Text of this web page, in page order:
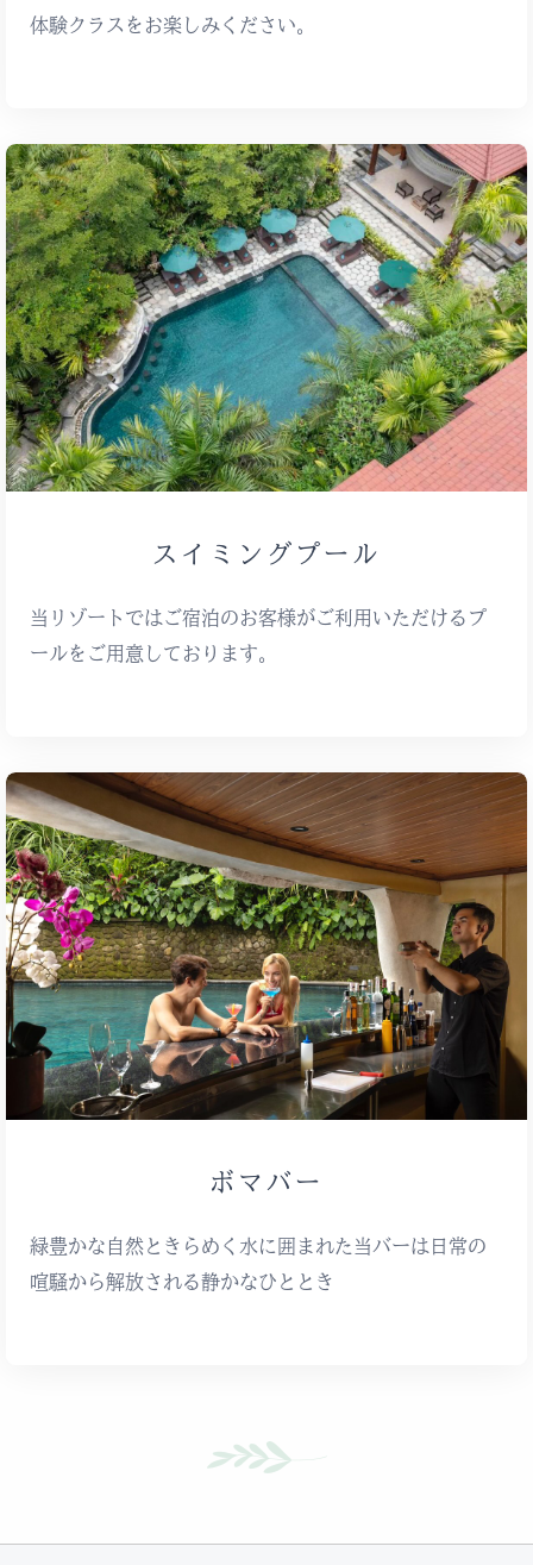
体験クラスをお楽しみください。
スイミングプール
当リゾートではご宿泊のお客様がご利用いただけるプ
ールをご用意しております。
ボマバー
緑豊かな自然ときらめく水に囲まれた当バーは日常の
喧騒から解放される静かなひととき